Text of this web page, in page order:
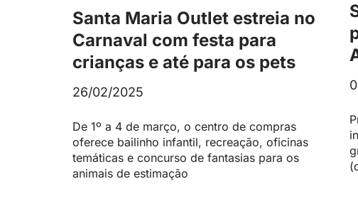
Santa Maria Outlet estreia no
Carnaval com festa para
crianças e até para os pets
26/02/2025
De 1º a 4 de março, o centro de compras
oferece bailinho infantil, recreação, oficinas
temáticas e concurso de fantasias para os
animais de estimação